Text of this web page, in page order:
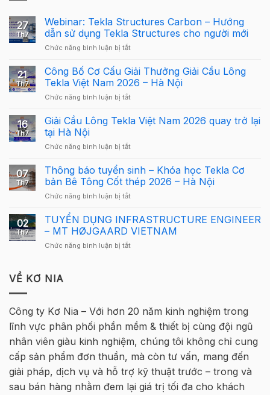
27
Th7
Webinar: Tekla Structures Carbon – Hướng
dẫn sử dụng Tekla Structures cho người mới
Chức năng bình luận bị tắtở
Tekla
Structures
Carbon
–
dẫn
Tekla
cho
người
21
Th7
Công Bố Cơ Cấu Giải Thưởng Giải Cầu Lông
Tekla Việt Nam 2026 – Hà Nội
Chức năng bình luận bị tắtở
Bố
Cơ
Giải
Giải
Cầu
Lông
Tekla
Nam
2026
Hà
16
Th7
Giải Cầu Lông Tekla Việt Nam 2026 quay trở lại
tại Hà Nội
Chức năng bình luận bị tắtở
Cầu
Lông
Tekla
Việt
2026
quay
lại
07
Th7
Thông báo tuyển sinh – Khóa học Tekla Cơ
bản Bê Tông Cốt thép 2026 – Hà Nội
Chức năng bình luận bị tắtở
báo
tuyển
sinh
–
Bê
Cốt
thép
2026
–
Hà
Nội
02
Th7
TUYỂN DỤNG INFRASTRUCTURE ENGINEER
– MT HØJGAARD VIETNAM
Chức năng bình luận bị tắtở
MT
HØJGAARD
VIETNAM
VỀ KƠ NIA
Công ty Kơ Nia – Với hơn 20 năm kinh nghiệm trong
lĩnh vực phân phối phần mềm & thiết bị cùng đội ngũ
nhân viên giàu kinh nghiệm, chúng tôi không chỉ cung
cấp sản phẩm đơn thuần, mà còn tư vấn, mang đến
giải pháp, dịch vụ và hỗ trợ kỹ thuật trước – trong và
sau bán hàng nhằm đem lại giá trị tối đa cho khách